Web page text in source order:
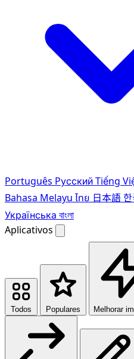
Português PусскийTiếng
Bahasa Melayu ไทย 日本語
Українська বাংলা
Aplicativos
Todos Populares Melhorar